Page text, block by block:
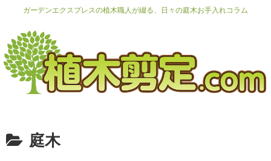
ガーデンエクスプレスの植木職人が綴る、日々の庭木お手入れコラム
庭木